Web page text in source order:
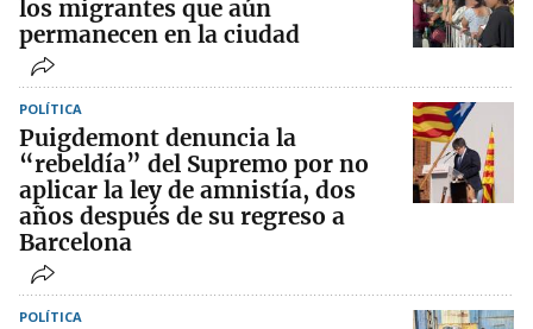
los migrantes que aún
permanecen en la ciudad
POLÍTICA
Puigdemont denuncia la
“rebeldía” del Supremo por no
aplicar la ley de amnistía, dos
años después de su regreso a
Barcelona
POLÍTICA